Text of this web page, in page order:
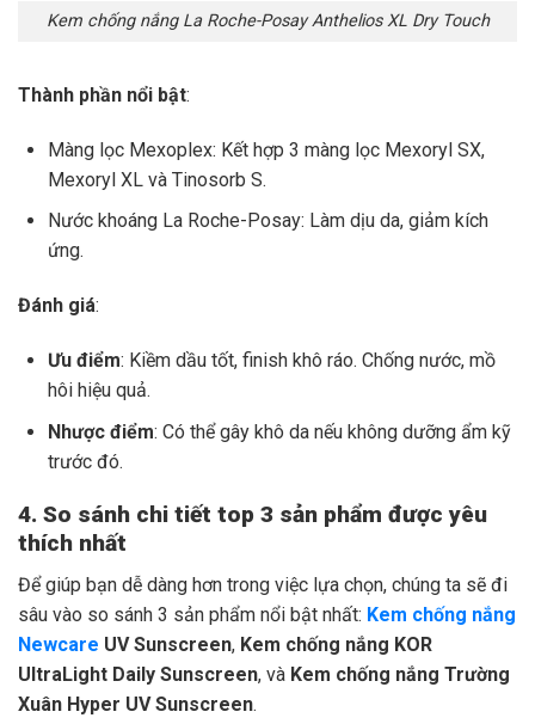
Kem chống nắng La Roche-Posay Anthelios XL Dry Touch
Thành phần nổi bật:
Màng lọc Mexoplex: Kết hợp 3 màng lọc Mexoryl SX,
Mexoryl XL và Tinosorb S.
Nước khoáng La Roche-Posay: Làm dịu da, giảm kích
ứng.
Đánh giá:
Ưu điểm: Kiềm dầu tốt, finish khô ráo. Chống nước, mồ
hôi hiệu quả.
Nhược điểm: Có thể gây khô da nếu không dưỡng ẩm kỹ
trước đó.
4. So sánh chi tiết top 3 sản phẩm được yêu
thích nhất
Để giúp bạn dễ dàng hơn trong việc lựa chọn, chúng ta sẽ đi
sâu vào so sánh 3 sản phẩm nổi bật nhất: Kem chống nắng
Newcare UV Sunscreen, Kem chống nắng KOR
UltraLight Daily Sunscreen, và Kem chống nắng Trường
Xuân Hyper UV Sunscreen.